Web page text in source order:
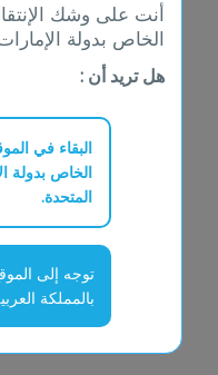
أنت على وشك
الخاص بدولة
هل تريد أن :
البقاء في
الخاص بدولة
المتحدة.
توجه إلى
بالمملكة